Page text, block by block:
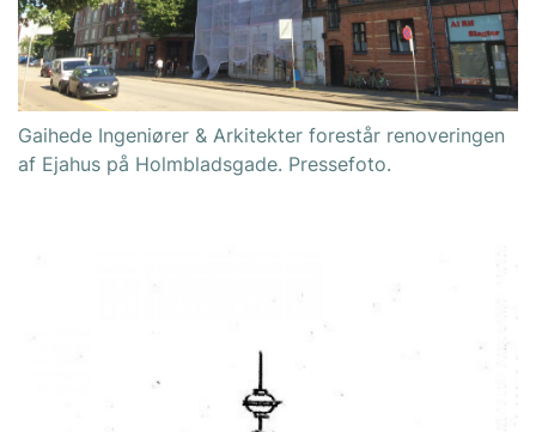
Gaihede Ingeniører & Arkitekter forestår renoveringen
af Ejahus på Holmbladsgade. Pressefoto.